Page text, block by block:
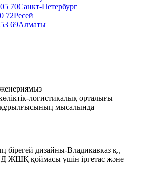
70Санкт-Петербург
72Ресей
69Алматы
логистикалық орталығы
мысалында
бірегей дизайны-Владикавказ қ.,
ЖШҚ қоймасы үшін іргетас және